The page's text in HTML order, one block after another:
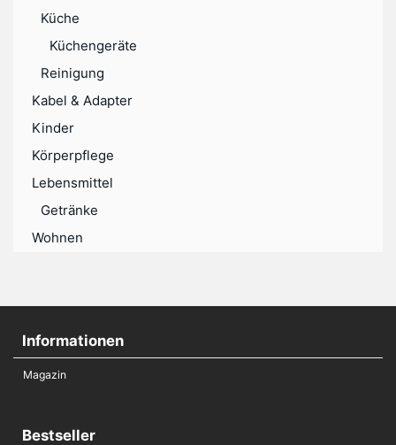
Küche
Küchengeräte
Reinigung
Kabel & Adapter
Kinder
Körperpflege
Lebensmittel
Getränke
Wohnen
Informationen
Magazin
Bestseller